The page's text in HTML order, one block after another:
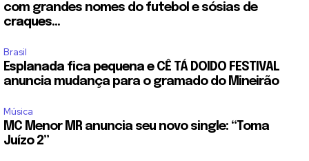
com grandes nomes do futebol e sósias de
craques...
Brasil
Esplanada fica pequena e CÊ TÁ DOIDO FESTIVAL
anuncia mudança para o gramado do Mineirão
Música
MC Menor MR anuncia seu novo single: “Toma
Juízo 2”